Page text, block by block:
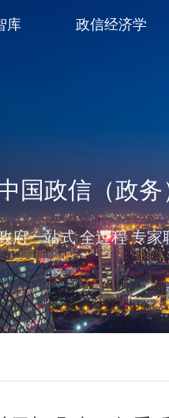
国政信（政
府一站式 全过程 专
库 政信经济学